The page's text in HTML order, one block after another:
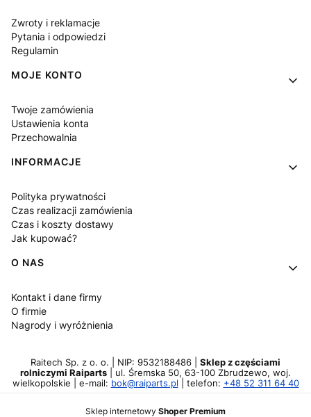
Zwroty i reklamacje
Pytania i odpowiedzi
Regulamin
MOJE KONTO
Twoje zamówienia
Ustawienia konta
Przechowalnia
INFORMACJE
Polityka prywatności
Czas realizacji zamówienia
Czas i koszty dostawy
Jak kupować?
O NAS
Kontakt i dane firmy
O firmie
Nagrody i wyróżnienia
Raitech Sp. z o. o. | NIP: 9532188486 | Sklep z częściami
rolniczymi Raiparts | ul. Śremska 50, 63-100 Zbrudzewo, woj.
wielkopolskie | e-mail: bok@raiparts.pl | telefon: +48 52 311 64 40
Sklep internetowy Shoper Premium